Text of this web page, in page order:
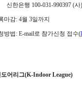
신한은행 100-031-990397 (사)
마감: 4월 3일까지
방법 : E-mail로 참가신청 접수(
도어리그(K-Indoor League)